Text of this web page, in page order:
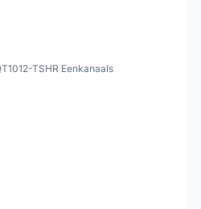
TSHR Eenkanaals